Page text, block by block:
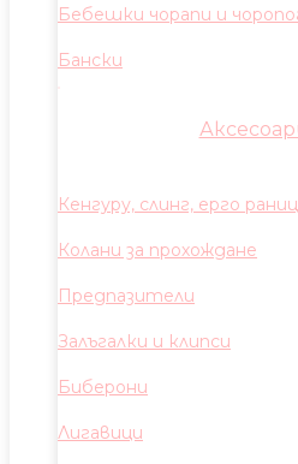
Бебешки чорапи и
Бански
Кенгуру, слинг, ерго
Колани за прохождане
Предпазители
Залъгалки и клипси
Биберони
Лигавици